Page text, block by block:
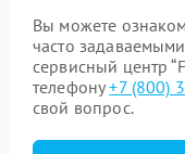
Вы можете
часто
сервисный центр
телефону+7 (800)
свой вопрос.